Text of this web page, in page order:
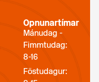
Opnunartímar
Mánudag -
Fimmtudag:
8-16
Föstudagur: